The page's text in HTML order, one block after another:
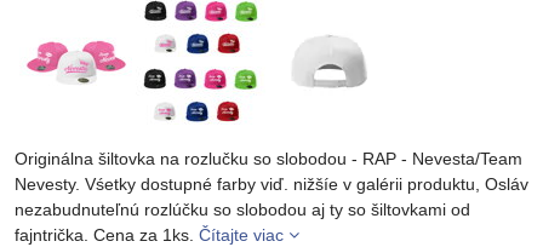
Originálna šiltovka na rozlučku so slobodou - RAP - Nevesta/Team
Nevesty. Vśetky dostupné farby viď. nižšíe v galérii produktu, Osláv
nezabudnuteľnú rozlúčku so slobodou aj ty so šiltovkami od
fajntrička. Cena za 1ks. Čítajte viac